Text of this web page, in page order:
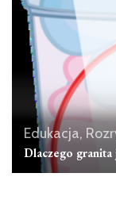
Edukacja,
Dlaczego granita